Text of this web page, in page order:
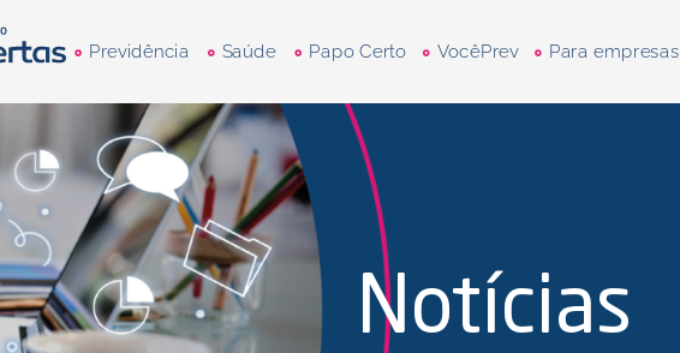
Previdência Saúde Papo Certo VocêPrev Para empresas
Notícias